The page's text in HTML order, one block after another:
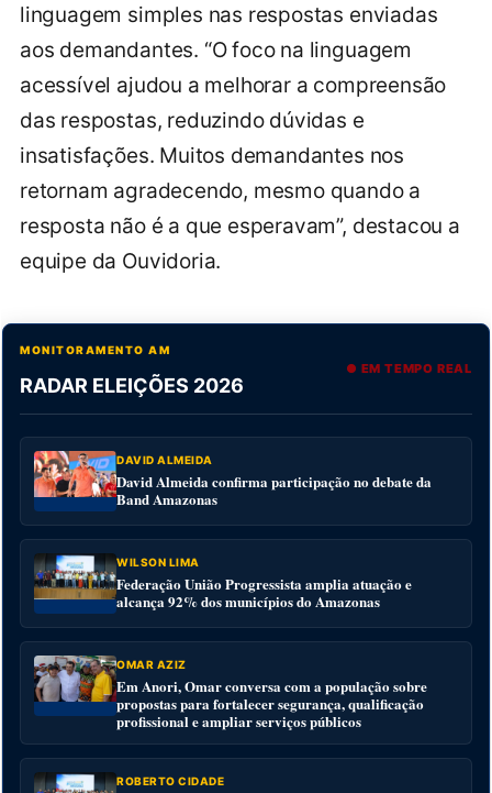
linguagem simples nas respostas enviadas
aos demandantes. “O foco na linguagem
acessível ajudou a melhorar a compreensão
das respostas, reduzindo dúvidas e
insatisfações. Muitos demandantes nos
retornam agradecendo, mesmo quando a
resposta não é a que esperavam”, destacou a
equipe da Ouvidoria.
MONITORAMENTO AM
RADAR ELEIÇÕES 2026
● EM TEMPO REAL
DAVID ALMEIDA
David Almeida confirma participação no debate da
Band Amazonas
WILSON LIMA
Federação União Progressista amplia atuação e
alcança 92% dos municípios do Amazonas
OMAR AZIZ
Em Anori, Omar conversa com a população sobre
propostas para fortalecer segurança, qualificação
profissional e ampliar serviços públicos
ROBERTO CIDADE